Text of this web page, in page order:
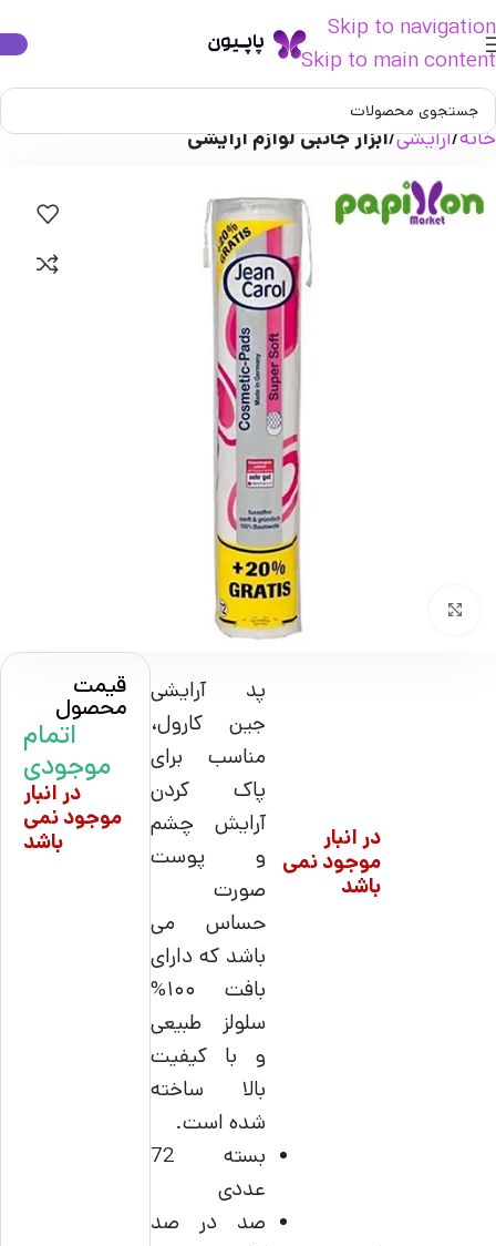
Skip to navigation
Skip to main content
خانه آرایشی ابزار جانبی لوازم آرایشی
در انبار
موجود نمی
باشد
پد آرایشی
جین کارول،
مناسب برای
پاک کردن
آرایش چشم
و پوست
صورت
حساس می
باشد که دارای
بافت ۱۰۰%
سلولز طبیعی
و با کیفیت
بالا ساخته
شده است.
بسته 72
عددی
صد در صد
قیمت
محصول
اتمام
موجودی
در انبار
موجود نمی
باشد